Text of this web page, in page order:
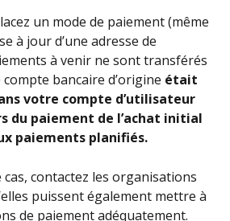
un mode de paiement (même
à jour d’une adresse de
à venir ne sont transférés
bancaire d’origine était
votre compte d’utilisateur
du paiement de l’achat initial
paiements planifiés.
cas, contactez les organisations
puissent également mettre à
de paiement adéquatement.